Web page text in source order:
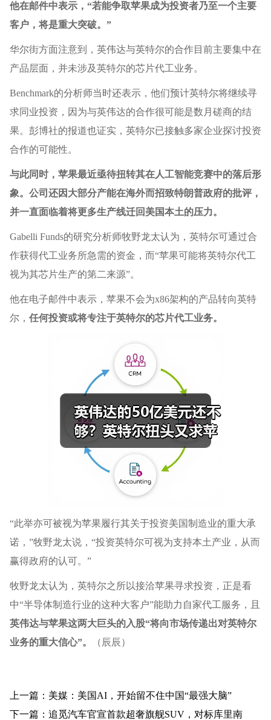
他在邮件中表示，“若能争取苹果成为投资者乃至一个主要
客户，将是重大突破。”
华尔街方面注意到，英伟达与英特尔的合作目前主要集中在
产品层面，并未涉及英特尔的芯片代工业务。
Benchmark的分析师当时还表示，他们预计英特尔将继续寻
求同业投资，因为与英伟达的合作很可能是数月磋商的结
果。彭博社的报道也证实，英特尔已接触多家企业探讨投资
合作的可能性。
与此同时，苹果最近亟待扭转其在人工智能竞赛中的落后形
象。公司还因大部分产能在海外而招致特朗普政府的批评，
并一直面临着将更多生产线迁回美国本土的压力。
Gabelli Funds的研究分析师牧野龙太认为，英特尔可通过合
作获得代工业务所急需的资金，而“苹果可能将英特尔代工
视为其芯片生产的第二来源”。
他在电子邮件中表示，苹果不会为x86架构的产品转向英特
尔， 任何投资或将专注于英特尔的芯片代工业务。
“此举亦可被视为苹果履行其关于投资美国制造业的重大承
诺，”牧野龙太说，“投资英特尔可视为支持本土产业，从而
赢得政府的认可。”
牧野龙太认为，英特尔之所以接洽苹果寻求投资，正是看
中“半导体制造行业的这种大客户”能助力自家代工服务，且
英伟达与苹果这两大巨头的入股“将向市场传递出对英特尔
业务的重大信心”。
（ 辰辰）
上一篇：美媒：美国AI，开始留不住中国“最强大脑”
下一篇：追觅汽车官宣首款超奢旗舰SUV，对标库里南